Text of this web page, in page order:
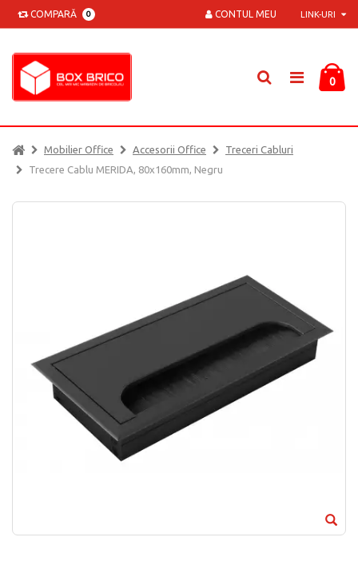
COMPARĂ 0 LINK-URI
CONTUL MEU
0
Mobilier Office Accesorii Office
Treceri Cabluri
Trecere Cablu MERIDA, 80x160mm, Negru